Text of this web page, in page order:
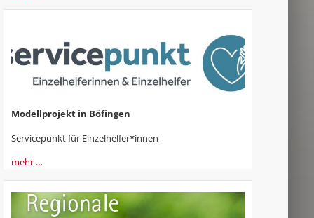
Modellprojekt in Böfingen
Servicepunkt für Einzelhelfer*innen
mehr …